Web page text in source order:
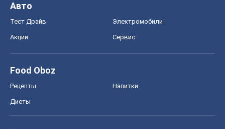
Авто
Тест Драйв Электромобили
Акции Сервис
Food Oboz
Рецепты Напитки
Диеты